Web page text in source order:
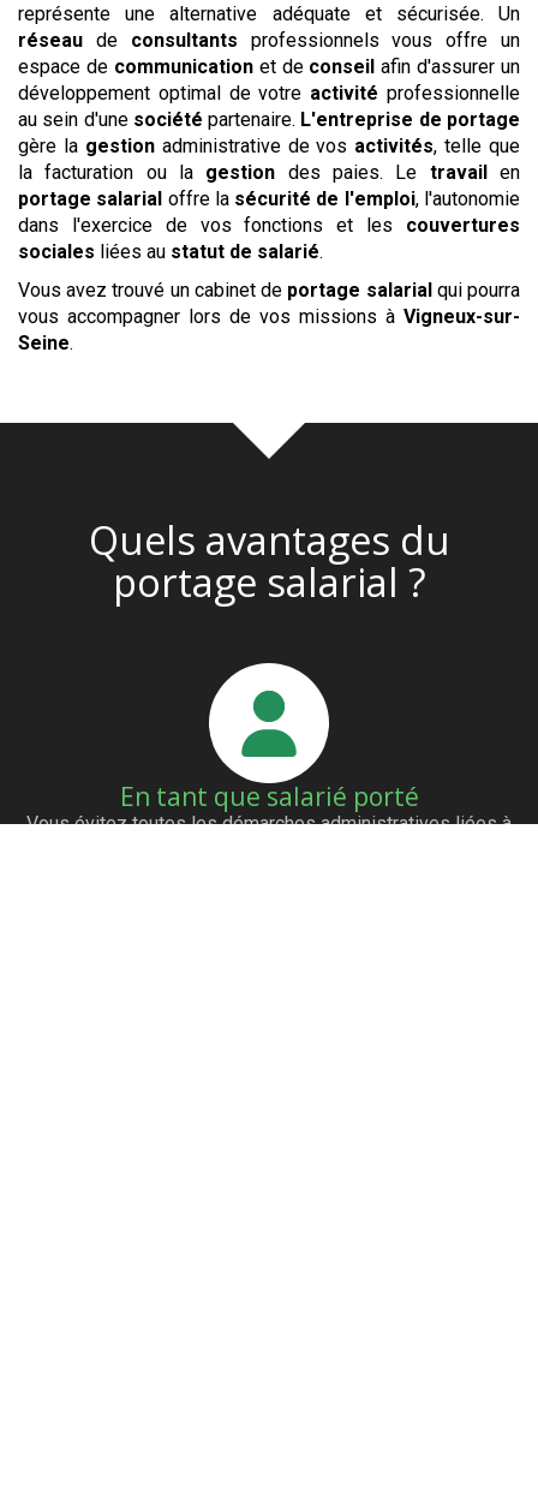
représente une alternative adéquate et sécurisée. Un
réseau de consultants professionnels vous offre un
espace de communicationet de conseil afin d'assurer un
développement optimal de votre activité professionnelle
au sein d'une sociétépartenaire. L'entreprise de portage
gère la gestionadministrative de vos activités, telle que
la facturation ou la gestion des paies. Le travailen
portage salarial offre la sécurité de l'emploi, l'autonomie
dans l'exercice de vos fonctions et les couvertures
sociales liées au statut de salarié.
Vous avez trouvé un cabinet de portage salarialqui pourra
vous accompagner lors de vos missions à Vigneux-sur-
Seine.
Quels avantages du
portage salarial ?
En tant que salarié porté
Vous évitez toutes les démarches administratives liées à